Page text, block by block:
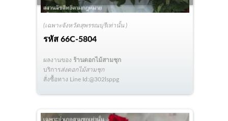
(เฉพาะจังหวัดสุพรรณบุรีเท่านั้น )
รหัส66C-5804
ผลงานของ ร้านดอกไม้สามชุก
บริการส่งดอกไม้สามชุก
สั่งซื้อทาง Line Id:@302lsppg